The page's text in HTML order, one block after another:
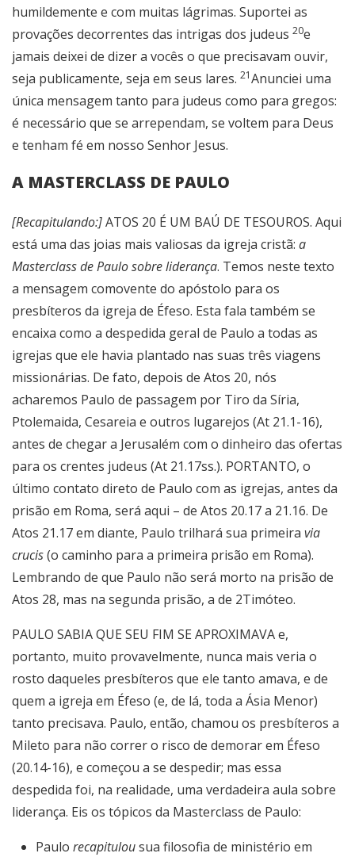
humildemente e com muitas lágrimas. Suportei as
provações decorrentes das intrigas dos judeus 20e
jamais deixei de dizer a vocês o que precisavam ouvir,
seja publicamente, seja em seus lares. 21Anunciei uma
única mensagem tanto para judeus como para gregos:
é necessário que se arrependam, se voltem para Deus
e tenham fé em nosso Senhor Jesus.
A MASTERCLASS DE PAULO
[Recapitulando:]ATOS 20 É UM BAÚ DE TESOUROS. Aqui
está uma das joias mais valiosas da igreja cristã: a
Masterclass de Paulo sobre liderança. Temos neste texto
a mensagem comovente do apóstolo para os
presbíteros da igreja de Éfeso. Esta fala também se
encaixa como a despedida geral de Paulo a todas as
igrejas que ele havia plantado nas suas três viagens
missionárias. De fato, depois de Atos 20, nós
acharemos Paulo de passagem por Tiro da Síria,
Ptolemaida, Cesareia e outros lugarejos (At 21.1-16),
antes de chegar a Jerusalém com o dinheiro das ofertas
para os crentes judeus (At 21.17ss.). PORTANTO, o
último contato direto de Paulo com as igrejas, antes da
prisão em Roma, será aqui – de Atos 20.17 a 21.16. De
Atos 21.17 em diante, Paulo trilhará sua primeira via
crucis(o caminho para a primeira prisão em Roma).
Lembrando de que Paulo não será morto na prisão de
Atos 28, mas na segunda prisão, a de 2Timóteo.
PAULO SABIA QUE SEU FIM SE APROXIMAVA e,
portanto, muito provavelmente, nunca mais veria o
rosto daqueles presbíteros que ele tanto amava, e de
quem a igreja em Éfeso (e, de lá, toda a Ásia Menor)
tanto precisava. Paulo, então, chamou os presbíteros a
Mileto para não correr o risco de demorar em Éfeso
(20.14-16), e começou a se despedir; mas essa
despedida foi, na realidade, uma verdadeira aula sobre
liderança. Eis os tópicos da Masterclass de Paulo:
Paulo recapitulousua filosofia de ministério em